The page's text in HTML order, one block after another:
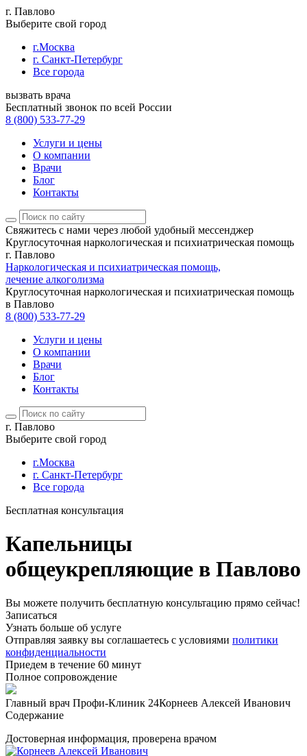
г. Павлово
Выберите свой город
г.Москва
г. Санкт-Петербург
Все города
вызвать врача
Бесплатный звонок по всей России
8 (800) 533-77-29
Услуги и цены
О компании
Врачи
Блог
Контакты
Свяжитесь с нами через любой удобный мессенджер
Круглосуточная наркологическая и психиатрическая помощь
г. Павлово
Наркологическая и психиатрическая помощь,
лечение алкоголизма
Круглосуточная наркологическая и психиатрическая помощь
в Павлово
8 (800) 533-77-29
Услуги и цены
О компании
Врачи
Блог
Контакты
г. Павлово
Выберите свой город
г.Москва
г. Санкт-Петербург
Все города
Бесплатная консультация
Капельницы
общеукрепляющие в Павлово
Вы можете получить бесплатную консультацию прямо сейчас!
Записаться
Узнать больше об услуге
Отправляя заявку вы соглашаетесь с условиями политики
конфиденциальности
Приедем в течение 60 минут
Полное сопровождение
Главный врач Профи-Клиник 24Корнеев Алексей Иванович
Содержание
Достоверная информация, проверена врачом